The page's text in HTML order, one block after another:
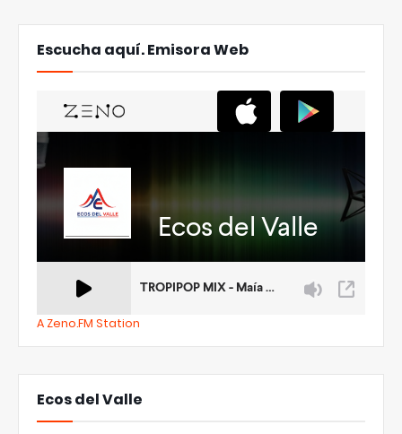
Escucha aquí. Emisora Web
A Zeno.FM Station
Ecos del Valle